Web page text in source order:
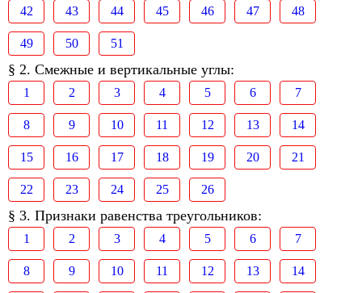
42 43 44 45 46 47 48
49 50 51
§ 2. Смежные и вертикальные углы:
1 2 3 4 5 6 7
8 9 10 11 12 13 14
15 16 17 18 19 20 21
22 23 24 25 26
§ 3. Признаки равенства треугольников:
1 2 3 4 5 6 7
8 9 10 11 12 13 14